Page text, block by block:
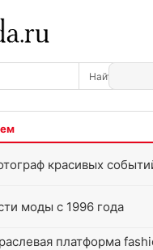
красивых
моды с 1996 года
платформа